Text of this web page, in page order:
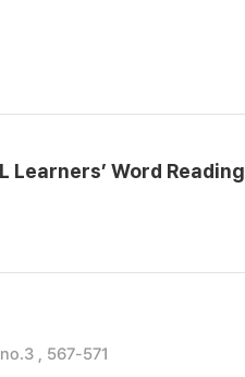
Learners’ Word Reading
, 567-571